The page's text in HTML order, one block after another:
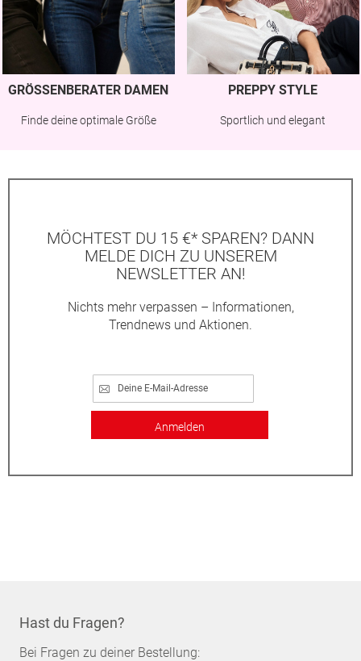
GRÖSSENBERATER DAMEN
Finde deine optimale Größe
PREPPY STYLE
Sportlich und elegant
MÖCHTEST DU 15 €* SPAREN? DANN
MELDE DICH ZU UNSEREM
NEWSLETTER AN!
Nichts mehr verpassen – Informationen,
Trendnews und Aktionen.
Anmelden
Hast du Fragen?
Bei Fragen zu deiner Bestellung: